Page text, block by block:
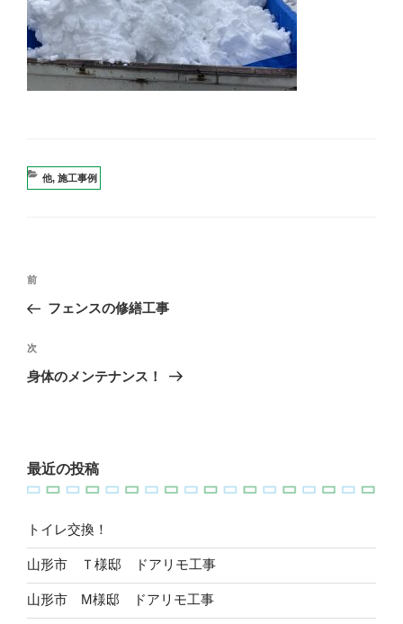
カ
他, 施工事例
投
ビ
ゲ
ン
過
去
投
稿
前
フェンスの修繕工事
次
の
次
身体のメンテナンス！
最近の投稿
トイレ交換！
山形市 Ｔ様邸 ドアリモ工事
山形市 M様邸 ドアリモ工事